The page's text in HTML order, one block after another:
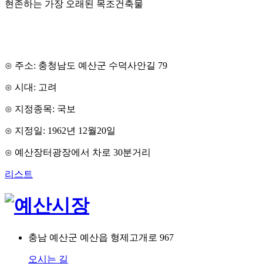
현존하는 가장 오래된 목조건축물
⊙ 주소: 충청남도 예산군 수덕사안길 79
⊙ 시대: 고려
⊙ 지정종목: 국보
⊙ 지정일: 1962년 12월20일
⊙ 예산장터광장에서 차로 30분거리
리스트
충남 예산군 예산읍 형제고개로 967
오시는 길